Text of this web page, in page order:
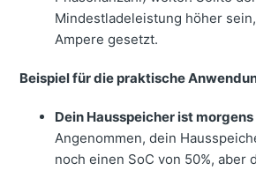
Mindestladeleistung höher
Ampere gesetzt.
Beispiel für die praktische
Dein Hausspeicher ist
Angenommen, dein
noch einen SoC von 50%, aber